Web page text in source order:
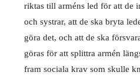
riktas till arméns led för att de
och systrar, att de ska bryta
göra det, och att de ska
göras för att splittra armén
fram sociala krav som skulle